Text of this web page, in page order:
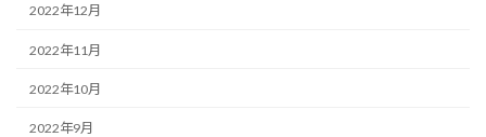
2022年12月
2022年11月
2022年10月
2022年9月